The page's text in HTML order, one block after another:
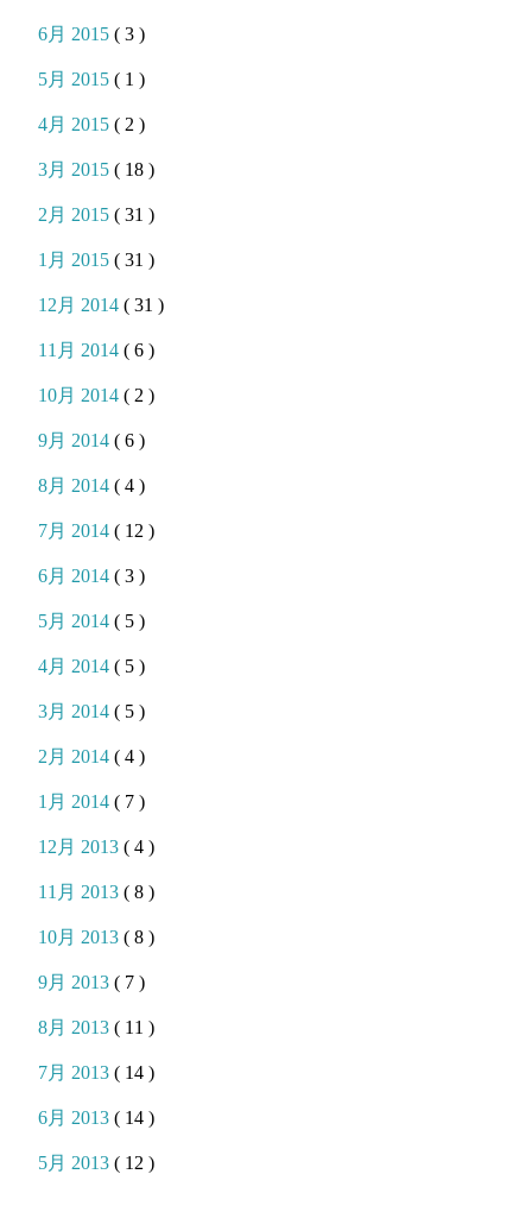
6月 2015( 3 )
5月 2015( 1 )
4月 2015( 2 )
3月 2015( 18 )
2月 2015( 31 )
1月 2015( 31 )
12月 2014( 31 )
11月 2014( 6 )
10月 2014( 2 )
9月 2014( 6 )
8月 2014( 4 )
7月 2014( 12 )
6月 2014( 3 )
5月 2014( 5 )
4月 2014( 5 )
3月 2014( 5 )
2月 2014( 4 )
1月 2014( 7 )
12月 2013( 4 )
11月 2013( 8 )
10月 2013( 8 )
9月 2013( 7 )
8月 2013( 11 )
7月 2013( 14 )
6月 2013( 14 )
5月 2013( 12 )